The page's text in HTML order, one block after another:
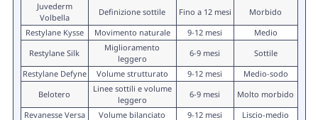
Juvederm
Volbella
Definizione sottile Fino a 12 mesi
Morbido
Restylane Kysse
Movimento naturale 9-12 mesi
Medio
Restylane Silk
Miglioramento
leggero
6-9 mesi
Sottile
Restylane Defyne
Volume strutturato 9-12 mesi
Medio-sodo
Belotero
Linee sottili e volume
leggero
6-9 mesi
Molto morbido
Revanesse Versa
Volume bilanciato 9-12 mesi
Liscio-medio